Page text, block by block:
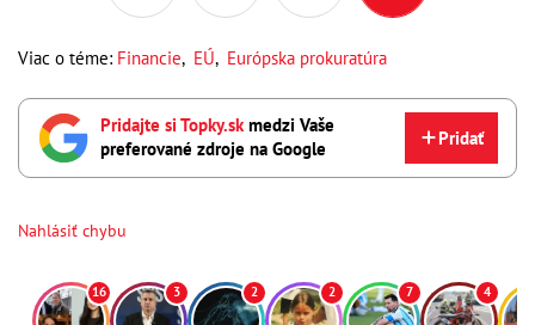
Viac o téme: Financie, EÚ, Európska prokuratúra
Pridajte si Topky.skmedzi Vaše
preferované zdroje na Google
Pridať
Nahlásiť chybu
16 3 2 2 7 4